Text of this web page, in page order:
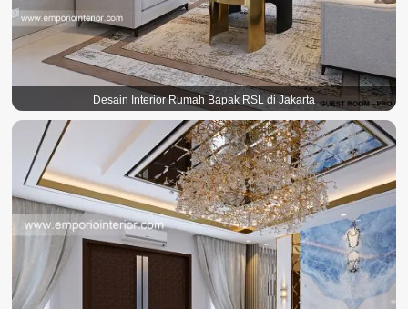
Desain Interior Rumah Bapak RSL di Jakarta